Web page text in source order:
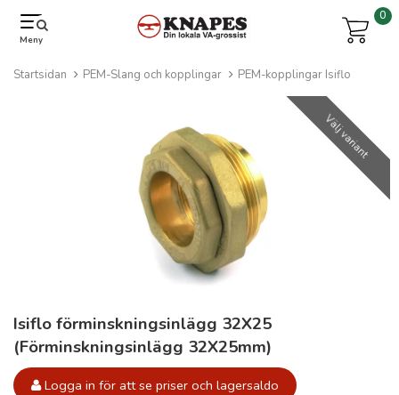
Meny
0
Startsidan PEM-Slang och kopplingar PEM-kopplingar Isiflo
Välj variant
Isiflo förminskningsinlägg 32X25
(Förminskningsinlägg 32X25mm)
Logga in för att se priser och lagersaldo